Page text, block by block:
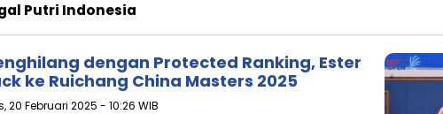
Putri Indonesia
dengan Protected Ranking, Ester
ke Ruichang China Masters 2025
20 Februari 2025 - 10:26 WIB